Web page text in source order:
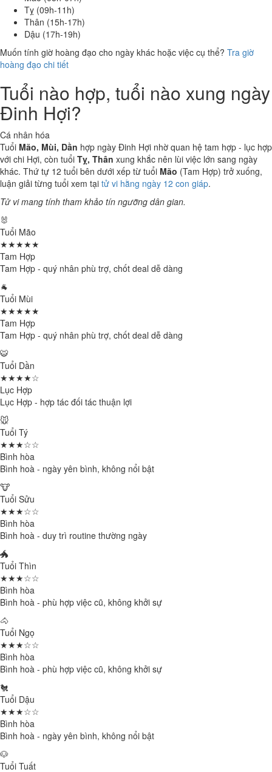
Tỵ (09h-11h)
Thân (15h-17h)
Dậu (17h-19h)
Muốn tính giờ hoàng đạo cho ngày khác hoặc việc cụ thể? Tra giờ
hoàng đạo chi tiết
Tuổi nào hợp, tuổi nào xung ngày
Đinh Hợi?
Cá nhân hóa
Tuổi Mão, Mùi, Dần hợp ngày Đinh Hợi nhờ quan hệ tam hợp - lục hợp
với chi Hợi, còn tuổi Tỵ, Thân xung khắc nên lùi việc lớn sang ngày
khác. Thứ tự 12 tuổi bên dưới xếp từ tuổi Mão (Tam Hợp) trở xuống,
luận giải từng tuổi xem tại tử vi hằng ngày 12 con giáp.
Tử vi mang tính tham khảo tín ngưỡng dân gian.
🐰
Tuổi Mão
★★★★★
Tam Hợp
Tam Hợp - quý nhân phù trợ, chốt deal dễ dàng
🐐
Tuổi Mùi
★★★★★
Tam Hợp
Tam Hợp - quý nhân phù trợ, chốt deal dễ dàng
🐯
Tuổi Dần
★★★★☆
Lục Hợp
Lục Hợp - hợp tác đối tác thuận lợi
🐭
Tuổi Tý
★★★☆☆
Bình hòa
Bình hoà - ngày yên bình, không nổi bật
🐮
Tuổi Sửu
★★★☆☆
Bình hòa
Bình hoà - duy trì routine thường ngày
🐲
Tuổi Thìn
★★★☆☆
Bình hòa
Bình hoà - phù hợp việc cũ, không khởi sự
🐴
Tuổi Ngọ
★★★☆☆
Bình hòa
Bình hoà - phù hợp việc cũ, không khởi sự
🐔
Tuổi Dậu
★★★☆☆
Bình hòa
Bình hoà - ngày yên bình, không nổi bật
🐶
Tuổi Tuất